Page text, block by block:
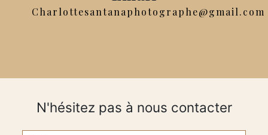
charlottesantanaphotographe@gmail.com
N'hésitez pas à nous contacter